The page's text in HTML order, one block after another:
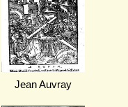
Jean Auvray